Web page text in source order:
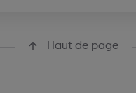
Haut de page